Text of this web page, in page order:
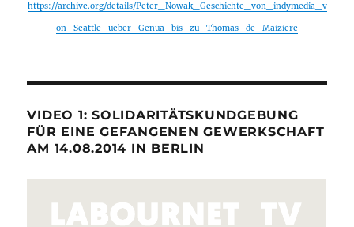
https://archive.org/details/Peter_Nowak_Geschichte_von_indymedia_v
on_Seattle_ueber_Genua_bis_zu_Thomas_de_Maiziere
VIDEO 1: SOLIDARITÄTSKUNDGEBUNG
FÜR EINE GEFANGENEN GEWERKSCHAFT
AM 14.08.2014 IN BERLIN